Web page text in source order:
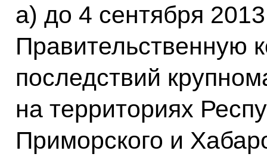
а) до 4 сентября 2013
Правительственную
последствий
на территориях
Приморского и